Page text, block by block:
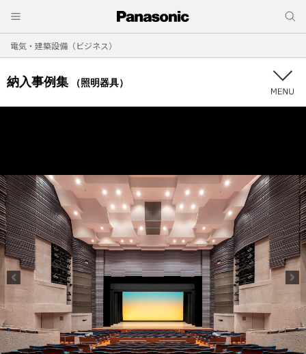
電気・建築設備（ビジネス）
納入事例集 （照明器具）